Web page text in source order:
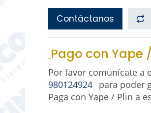
Contáctanos
Pago con Yape
Por favor comunícate a
980124924 para poder
Paga con Yape / Plin a